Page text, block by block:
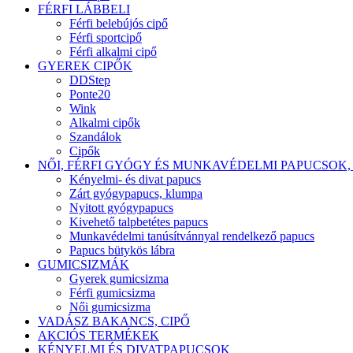
FÉRFI LÁBBELI
Férfi belebújós cipő
Férfi sportcipő
Férfi alkalmi cipő
GYEREK CIPŐK
DDStep
Ponte20
Wink
Alkalmi cipők
Szandálok
Cipők
NŐI, FÉRFI GYÓGY ÉS MUNKAVÉDELMI PAPUCSOK,
Kényelmi- és divat papucs
Zárt gyógypapucs, klumpa
Nyitott gyógypapucs
Kivehető talpbetétes papucs
Munkavédelmi tanúsítvánnyal rendelkező papucs
Papucs bütykös lábra
GUMICSIZMÁK
Gyerek gumicsizma
Férfi gumicsizma
Női gumicsizma
VADÁSZ BAKANCS, CIPŐ
AKCIÓS TERMÉKEK
KÉNYELMI ÉS DIVATPAPUCSOK